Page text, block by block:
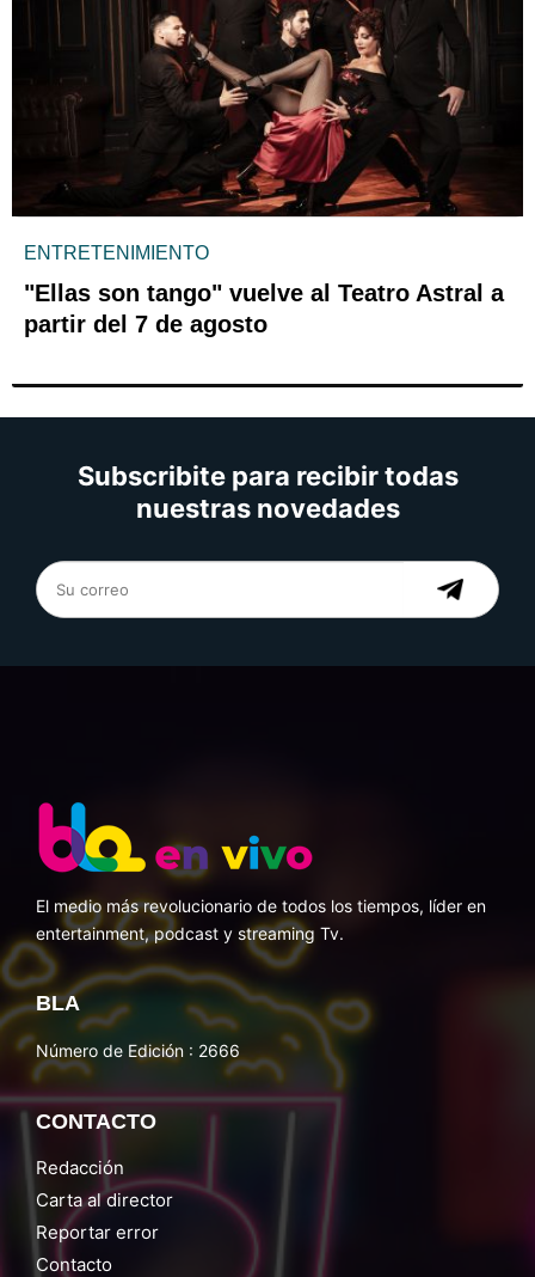
ENTRETENIMIENTO
"Ellas son tango" vuelve al Teatro Astral a
partir del 7 de agosto
Subscribite para recibir todas
nuestras novedades
El medio más revolucionario de todos los tiempos, líder en
entertainment, podcast y streaming Tv.
BLA
Número de Edición : 2666
CONTACTO
Redacción
Carta al director
Reportar error
Contacto